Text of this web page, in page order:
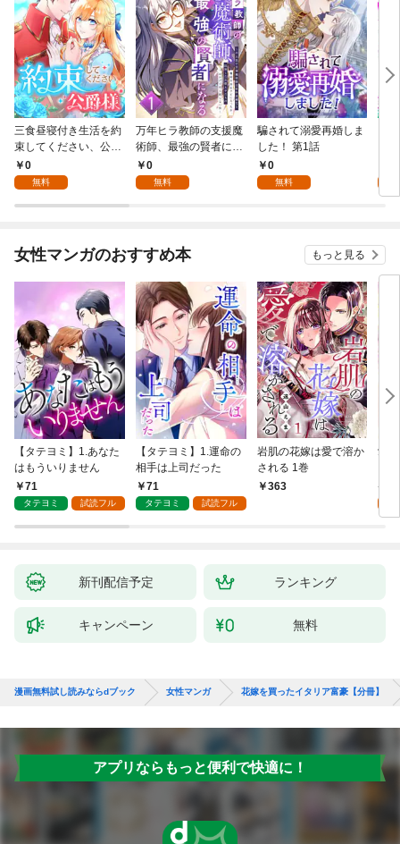
三食昼寝付き生活を約
束してください、公爵
様 1話
0
無料
万年ヒラ教師の支援魔
術師、最強の賢者にな
る～不人気の支援魔術
師は給料泥棒だと魔術
らない件～ 第1話
0
無料
騙されて溺愛再婚しま
した！ 第1話
0
無料
女性マンガのおすすめ本 もっと見る
【タテヨミ】1.あなた
はもういりません
71
タテヨミ 試読フル
【タテヨミ】1.運命の
相手は上司だった
71
タテヨミ 試読フル
岩肌の花嫁は愛で溶か
される 1巻
363
愛
新刊配信予定 ランキング
キャンペーン 無料
漫画無料試し読みならdブック 女性マンガ 花嫁を買ったイタリア富豪【分冊】
アプリならもっと便利で快適に！